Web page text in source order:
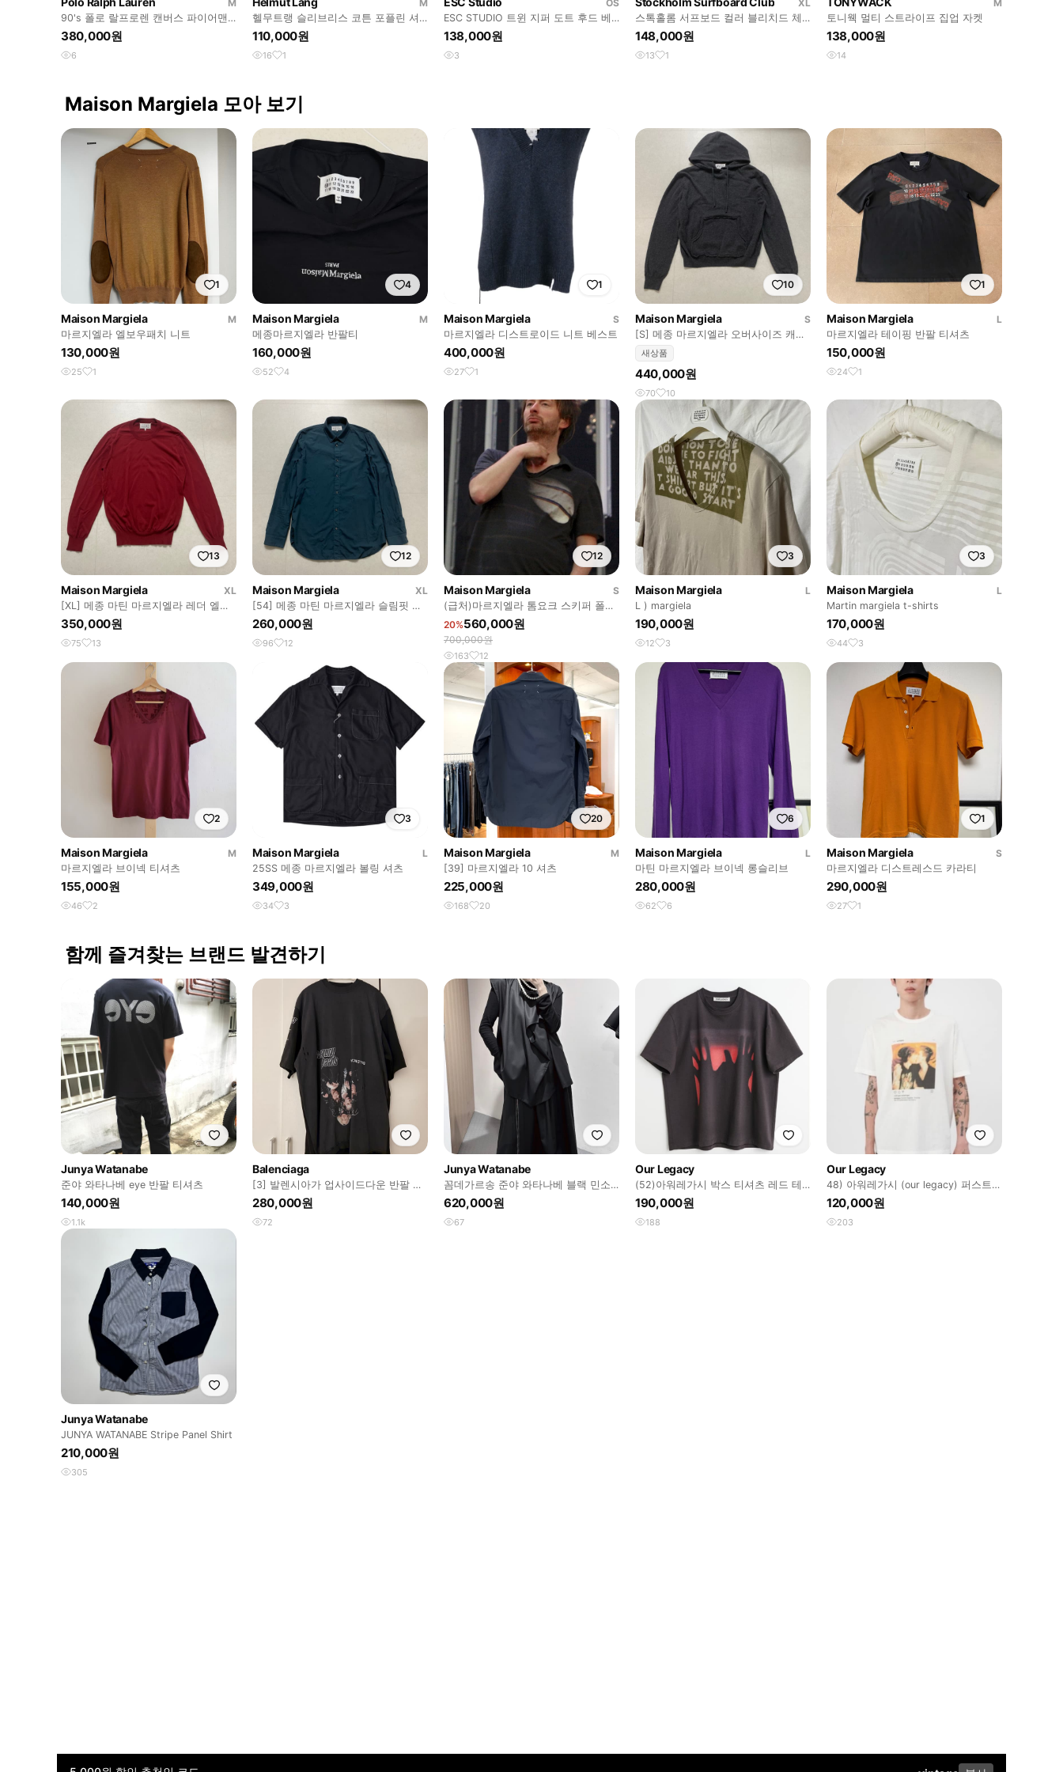
M
90's 폴로 랄프로렌 캔버스 파이어맨
자켓
380,000원
6
M
헬무트랭 슬리브리스 코튼 포플린 셔
츠
110,000원
16 1
OS
ESC STUDIO 트윈 지퍼 도트 후드 베
스트
138,000원
3
XL
스톡홀롬 서프보드 컬러 블리치드 체
크 집업 셔츠
148,000원
13 1
M
토니웩 멀티 스트라이프 집업 자켓
138,000원
14
Maison Margiela 모아 보기
1
Maison Margiela
M
마르지엘라 엘보우패치 니트
130,000원
25 1
4
Maison Margiela
M
메종마르지엘라 반팔티
160,000원
52 4
1
Maison Margiela
S
마르지엘라 디스트로이드 니트 베스트
400,000원
27 1
10
Maison Margiela
S
[S] 메종 마르지엘라 오버사이즈 캐시
미어 니트 후드 그레이
새상품
440,000원
70 10
1
Maison Margiela
L
마르지엘라 테이핑 반팔 티셔츠
150,000원
24 1
13
Maison Margiela
XL
[XL] 메종 마틴 마르지엘라 레더 엘보
패치 니트 레드
350,000원
75 13
12
Maison Margiela
XL
[54] 메종 마틴 마르지엘라 슬림핏 셔
츠 블루
260,000원
96 12
12
Maison Margiela
S
(급처)마르지엘라 톰요크 스키퍼 폴로
46size
20%560,000원
700,000원
163 12
3
Maison Margiela
L
L ) margiela
190,000원
12 3
3
Maison Margiela
L
Martin margiela t-shirts
170,000원
44 3
2
Maison Margiela
M
마르지엘라 브이넥 티셔츠
155,000원
46 2
3
Maison Margiela
L
25SS 메종 마르지엘라 볼링 셔츠
349,000원
34 3
20
Maison Margiela
M
[39] 마르지엘라 10 셔츠
225,000원
168 20
6
Maison Margiela
L
마틴 마르지엘라 브이넥 롱슬리브
280,000원
62 6
1
Maison Margiela
S
마르지엘라 디스트레스드 카라티
290,000원
27 1
함께 즐겨찾는 브랜드 발견하기
Junya Watanabe
준야 와타나베 eye 반팔 티셔츠
140,000원
1.1k
Balenciaga
[3] 발렌시아가 업사이드다운 반팔 티
셔츠
280,000원
72
Junya Watanabe
꼼데가르송 준야 와타나베 블랙 민소
매 탑 XS
620,000원
67
Our Legacy
(52)아워레가시 박스 티셔츠 레드 테
이스트 오브 핸즈 프린트
190,000원
188
Our Legacy
48) 아워레가시 (our legacy) 퍼스트
키스 티셔츠
120,000원
203
Junya Watanabe
JUNYA WATANABE Stripe Panel Shirt
210,000원
305